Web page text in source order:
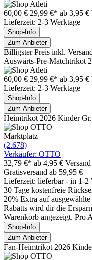
60,00 € 29,99 €* ab 3,95 €
Lieferzeit: 2-3 Werktage
Shop-Info
Zum Anbieter
Billigster Preis inkl.
Auswärts-Pre-Matchtrikot
60,00 € 29,99 €* ab 3,95 €
Lieferzeit: 2-3 Werktage
Shop-Info
Zum Anbieter
Heimtrikot 2026 Kinder
Marktplatz
(2.678)
Verkäufer: OTTO
32,79 €* ab 4,95 € Versand
Gratisversand ab 59,95 €
Lieferzeit: lieferbar - in 1-2
30 Tage kostenfreie
20% Extra auf
Rabatts wird dir die
Warenkorb angezeigt. Pro
Shop-Info
Zum Anbieter
Fan-Heimtrikot 2026